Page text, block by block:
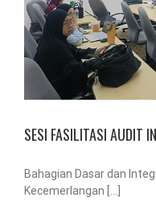
SESI FASILITASI AUDIT
Bahagian Dasar dan
Kecemerlangan [...]